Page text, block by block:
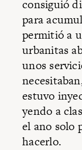
consiguió
para
permitió a
urbanitas
unos
estuvo
yendo a
el ano solo
hacerlo.